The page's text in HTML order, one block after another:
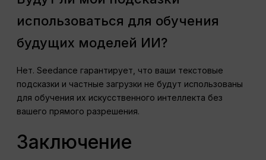
использоваться для обучения
будущих моделей ИИ?
Нет. Seedance гарантирует, что ваши текстовые
подсказки и частные загрузки не будут использованы
для обучения их искусственного интеллекта без
вашего прямого разрешения.
Заключение